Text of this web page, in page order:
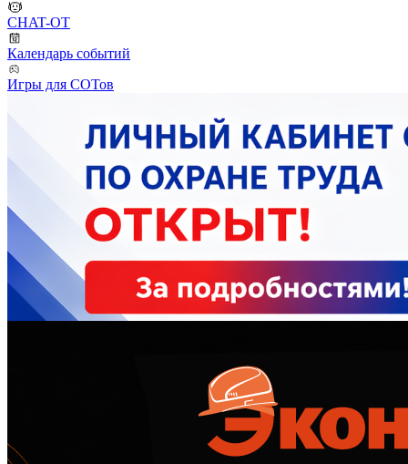
CHAT-OT
Календарь событий
Игры для СОТов